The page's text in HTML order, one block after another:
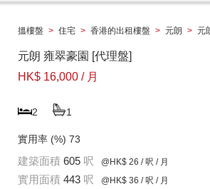
搵樓盤 > 住宅 > 香港的出租樓盤 > 元朗 > 元
元朗 雍翠豪園 [代理盤]
HK$ 16,000 / 月
2 1
實用率 (%) 73
建築面積 605 呎 @HK$ 26 / 呎 / 月
實用面積 443 呎 @HK$ 36 / 呎 / 月